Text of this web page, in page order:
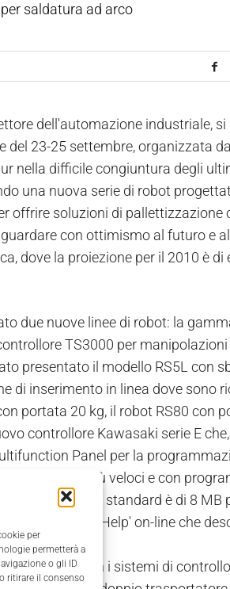
per
permetterà a
o gli ID
ritirare il consenso
saldatura ad arco
dell'automazione industriale,
23-25 settembre, organizzata
nella difficile congiuntura degli
una nuova serie di robot
offrire soluzioni di
con ottimismo al futuro e
dove la proiezione per il 2010 è
due nuove linee di robot: la
TS3000 per manipolazioni
presentato il modello RS5L con
di inserimento in linea dove sono
portata 20 kg, il robot RS80 con
controllore Kawasaki serie E
Panel per la
15 volte più veloci e con
di memoria standard è di 8 MB
da 'Help' on-line che
con i sistemi di